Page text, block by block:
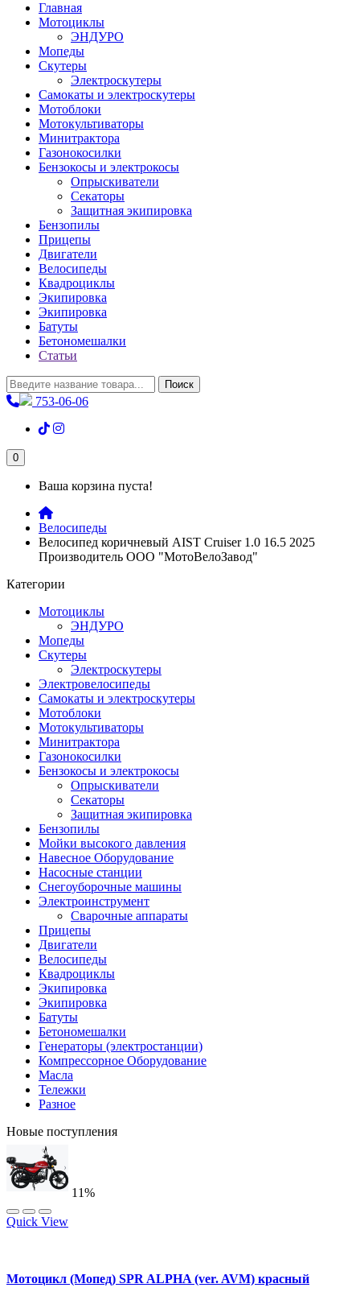
Главная
Мотоциклы
ЭНДУРО
Мопеды
Скутеры
Электроскутеры
Самокаты и электроскутеры
Мотоблоки
Мотокультиваторы
Минитрактора
Газонокосилки
Бензокосы и электрокосы
Опрыскиватели
Секаторы
Защитная экипировка
Бензопилы
Прицепы
Двигатели
Велосипеды
Квадроциклы
Экипировка
Экипировка
Батуты
Бетономешалки
Статьи
Поиск
753-06-06
0
Ваша корзина пуста!
Велосипеды
Велосипед коричневый AIST Cruiser 1.0 16.5 2025
Производитель ООО "МотоВелоЗавод"
Категории
Мотоциклы
ЭНДУРО
Мопеды
Скутеры
Электроскутеры
Электровелосипеды
Самокаты и электроскутеры
Мотоблоки
Мотокультиваторы
Минитрактора
Газонокосилки
Бензокосы и электрокосы
Опрыскиватели
Секаторы
Защитная экипировка
Бензопилы
Мойки высокого давления
Навесное Оборудование
Насосные станции
Снегоуборочные машины
Электроинструмент
Сварочные аппараты
Прицепы
Двигатели
Велосипеды
Квадроциклы
Экипировка
Экипировка
Батуты
Бетономешалки
Генераторы (электростанции)
Компрессорное Оборудование
Масла
Тележки
Разное
Новые поступления
11%
Quick View
Мотоцикл (Мопед) SPR ALPHA (ver. AVM) красный